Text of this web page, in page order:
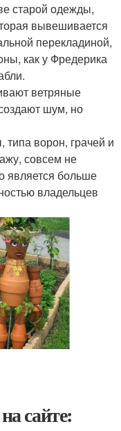
старой одежды,
вывешивается
перекладиной,
как у Фредерика
ветряные
шум, но
ворон, грачей и
совсем не
является больше
владельцев
сайте: